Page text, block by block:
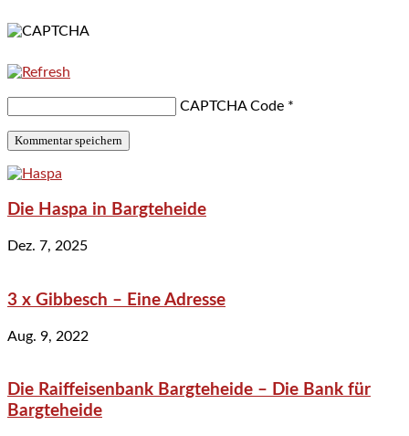
CAPTCHA Code *
Die Haspa in Bargteheide
Dez. 7, 2025
3 x Gibbesch – Eine Adresse
Aug. 9, 2022
Die Raiffeisenbank Bargteheide – Die Bank für
Bargteheide